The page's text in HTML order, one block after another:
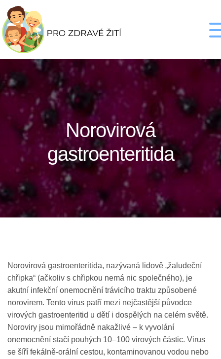
Norovirová
gastroenteritida
Norovirová gastroenteritida, nazývaná lidově „žaludeční
chřipka“ (ačkoliv s chřipkou nemá nic společného), je
akutní infekční onemocnění trávicího traktu způsobené
norovirem. Tento virus patří mezi nejčastější původce
virových gastroenteritid u dětí i dospělých na celém světě.
Noroviry jsou mimořádně nakažlivé – k vyvolání
onemocnění stačí pouhých 10–100 virových částic. Virus
se šíří fekálně-orální cestou, kontaminovanou vodou nebo